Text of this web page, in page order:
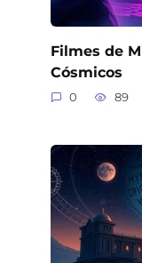
Filmes de
Cósmicos
0 89